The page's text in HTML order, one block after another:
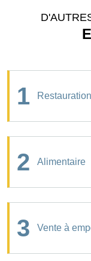
1
2 Alimentaire
3 Vente à